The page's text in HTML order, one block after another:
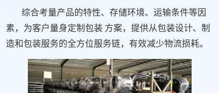
综合考量产品的特性、存储环境、运输条件等因
素，为客户量身定制包装 方案，提供从包装设计、制
造和包装服务的全方位服务链，有效减少物流损耗。